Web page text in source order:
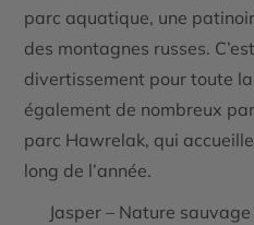
parc aquatique, une
des montagnes russes.
divertissement pour toute
également de nombreux
parc Hawrelak, qui
long de l’année.
Jasper – Nature